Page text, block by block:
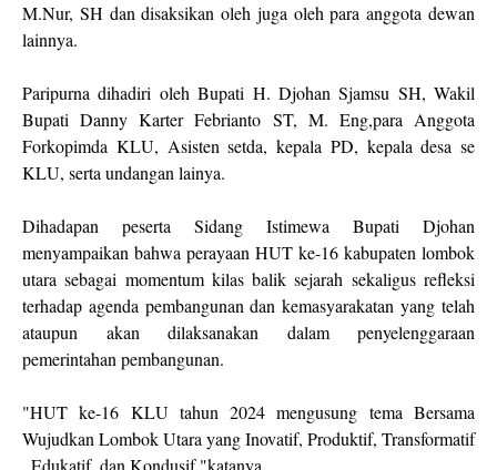
M.Nur, SH dan disaksikan oleh juga oleh para anggota dewan
lainnya.
Paripurna dihadiri oleh Bupati H. Djohan Sjamsu SH, Wakil
Bupati Danny Karter Febrianto ST, M. Eng,para Anggota
Forkopimda KLU, Asisten setda, kepala PD, kepala desa se
KLU, serta undangan lainya.
Dihadapan peserta Sidang Istimewa Bupati Djohan
menyampaikan bahwa perayaan HUT ke-16 kabupaten lombok
utara sebagai momentum kilas balik sejarah sekaligus refleksi
terhadap agenda pembangunan dan kemasyarakatan yang telah
ataupun akan dilaksanakan dalam penyelenggaraan
pemerintahan pembangunan.
"HUT ke-16 KLU tahun 2024 mengusung tema Bersama
Wujudkan Lombok Utara yang Inovatif, Produktif, Transformatif
, Edukatif, dan Kondusif,"katanya.